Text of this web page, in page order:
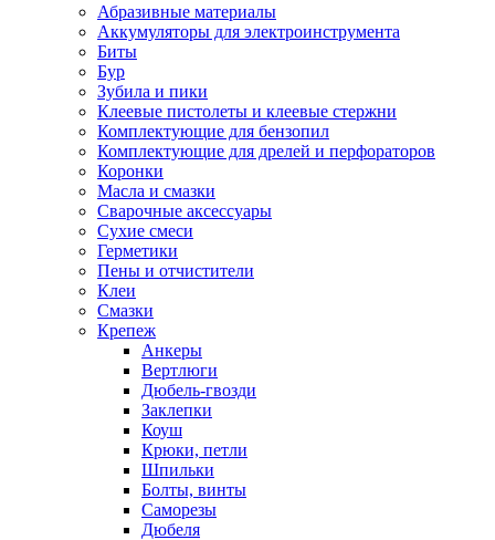
Абразивные материалы
Аккумуляторы для электроинструмента
Биты
Бур
Зубила и пики
Клеевые пистолеты и клеевые стержни
Комплектующие для бензопил
Комплектующие для дрелей и перфораторов
Коронки
Масла и смазки
Сварочные аксессуары
Сухие смеси
Герметики
Пены и отчистители
Клеи
Смазки
Крепеж
Анкеры
Вертлюги
Дюбель-гвозди
Заклепки
Коуш
Крюки, петли
Шпильки
Болты, винты
Саморезы
Дюбеля